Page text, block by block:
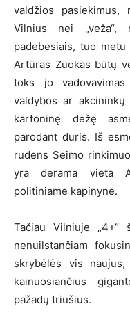
valdžios
Vilnius nei
padebesiais, tuo
Artūras Zuokas būtų
toks jo
valdybos ar akcininkų
kartoninę dėžę
parodant duris. Iš
rudens Seimo
yra derama vieta
politiniame kapinyne.
Tačiau Vilniuje
nenuilstančiam
skrybėlės vis
kainuosiančius
pažadų triušius.